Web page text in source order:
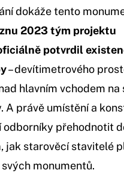
dokáže tento
2023 tým projektu
potvrdil
– devítimetrového
hlavním vchodem na
A právě umístění a
přehodnotit
jak starověcí stavitelé
monumentů.